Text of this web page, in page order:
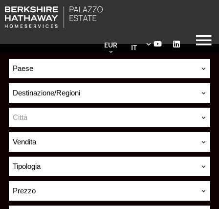
IT
EUR
Paese
Destinazione/Regioni
Città
Vendita
Tipologia
Prezzo